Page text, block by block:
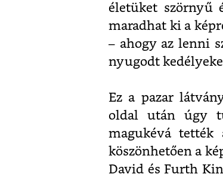
életüket szörnyű
maradhat ki a
– ahogy az lenni
nyugodt
Ez a pazar
oldal után úgy
magukévá tették
köszönhetően a
David és Furth